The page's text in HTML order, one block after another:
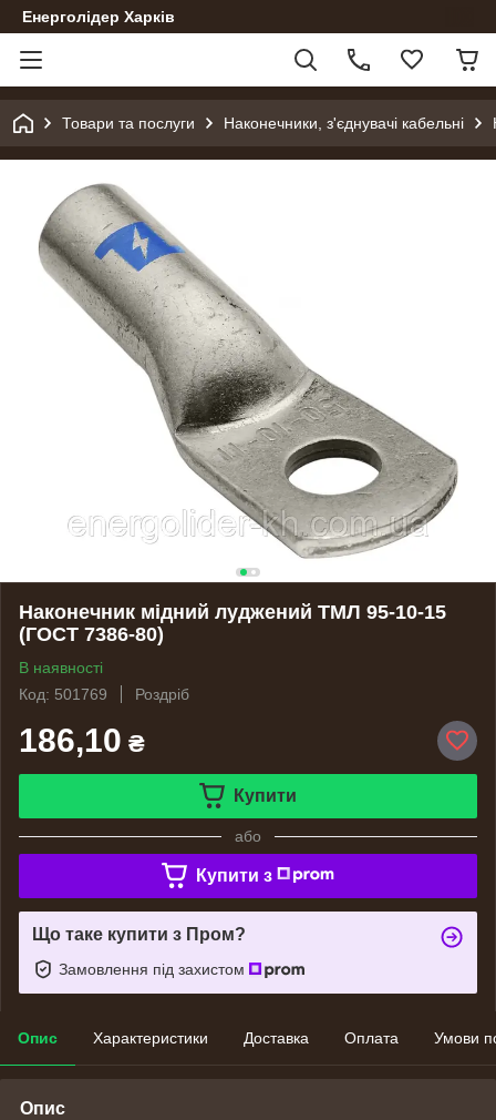
Енерголідер Харків
Товари та послуги Наконечники, з'єднувачі кабельні
Наконечник мідний луджений ТМЛ 95-10-15
(ГОСТ 7386-80)
В наявності
Код: 501769
Роздріб
186,10 ₴
Купити
або
Купити з
Що таке купити з Пром?
Замовлення під захистом
Опис Характеристики Доставка Оплата Умови
Опис